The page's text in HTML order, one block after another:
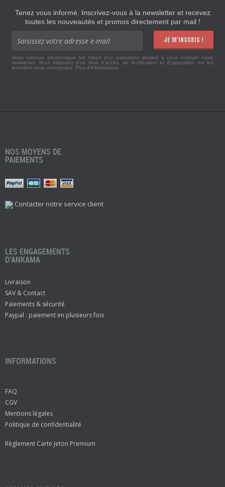
Tenez vous informé. Inscrivez-vous à la newsletter et recevez
toutes les nouveautés et promos directement par mail !
JE M'INSCRIS !
Votre adresse électronique fait l'objet d'un traitement destiné à vous envoyer notre
newsletter. Vous disposez d'un droit d'accès, de rectification et d'opposition sur les
données vous concernant. Plus d'informations
NOS MOYENS DE
PAIEMENTS
Contacter notre service client
LES ENGAGEMENTS
D’ANKAMA
Livraison
SAV & Contact
Paiements & sécurité
Paypal : paiement en plusieurs fois
INFORMATIONS
FAQ
CGV
Mentions légales
Politique de confidentialité
Règlement Carte Jeton Premium